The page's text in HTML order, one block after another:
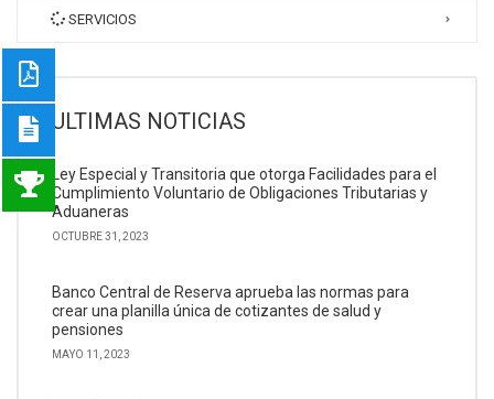
SERVICIOS
ULTIMAS NOTICIAS
Ley Especial y Transitoria que otorga Facilidades para el
Cumplimiento Voluntario de Obligaciones Tributarias y
Aduaneras
OCTUBRE 31, 2023
Banco Central de Reserva aprueba las normas para
crear una planilla única de cotizantes de salud y
pensiones
MAYO 11, 2023